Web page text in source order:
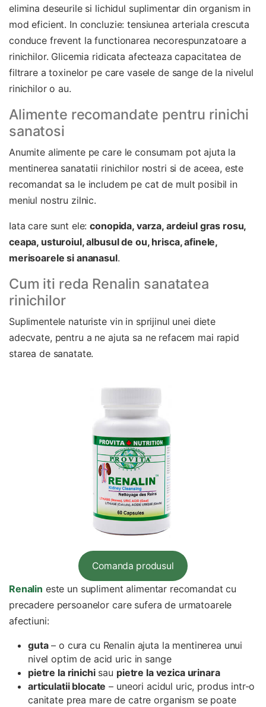
elimina deseurile si lichidul suplimentar din organism in
mod eficient. In concluzie: tensiunea arteriala crescuta
conduce frevent la functionarea necorespunzatoare a
rinichilor. Glicemia ridicata afecteaza capacitatea de
filtrare a toxinelor pe care vasele de sange de la nivelul
rinichilor o au.
Alimente recomandate pentru rinichi
sanatosi
Anumite alimente pe care le consumam pot ajuta la
mentinerea sanatatii rinichilor nostri si de aceea, este
recomandat sa le includem pe cat de mult posibil in
meniul nostru zilnic.
Iata care sunt ele:conopida, varza, ardeiul gras rosu,
ceapa, usturoiul, albusul de ou, hrisca, afinele,
merisoarele si ananasul.
Cum iti reda Renalin sanatatea
rinichilor
Suplimentele naturiste vin in sprijinul unei diete
adecvate, pentru a ne ajuta sa ne refacem mai rapid
starea de sanatate.
Comanda produsul
Renalin este un supliment alimentar recomandat cu
precadere persoanelor care sufera de urmatoarele
afectiuni:
guta– o cura cu Renalin ajuta la mentinerea unui
nivel optim de acid uric in sange
pietre la rinichisau pietre la vezica urinara
articulatii blocate – uneori acidul uric, produs intr-o
canitate prea mare de catre organism se poate